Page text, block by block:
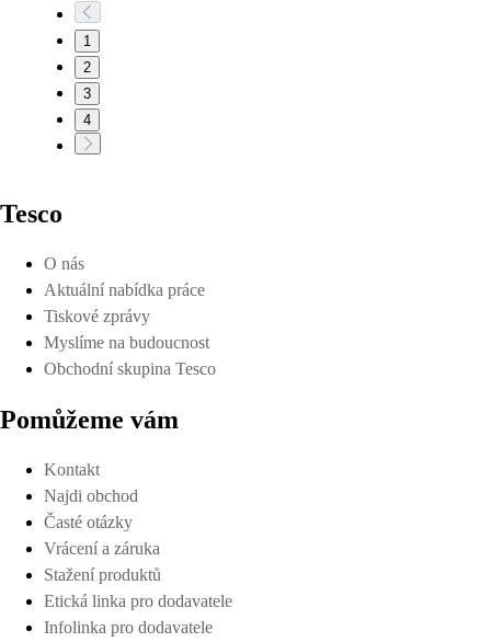
1
2
3
4
Tesco
O nás
Aktuální nabídka práce
Tiskové zprávy
Myslíme na budoucnost
Obchodní skupina Tesco
Pomůžeme vám
Kontakt
Najdi obchod
Časté otázky
Vrácení a záruka
Stažení produktů
Etická linka pro dodavatele
Infolinka pro dodavatele